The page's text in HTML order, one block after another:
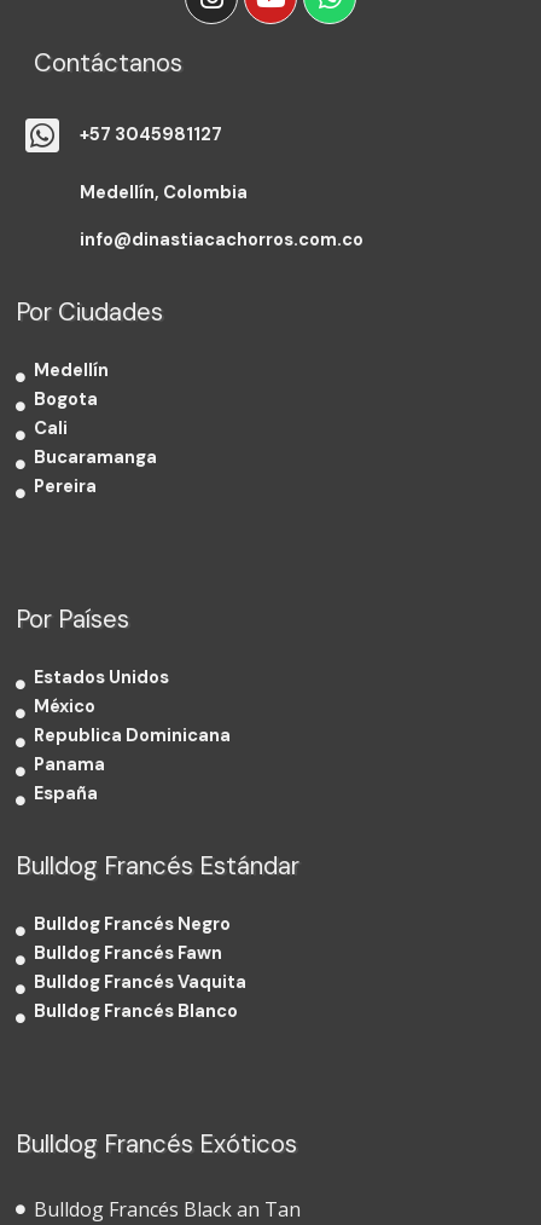
Contáctanos
+57 3045981127
Medellín, Colombia
info@dinastiacachorros.com.co
Por Ciudades
Medellín
Bogota
Cali
Bucaramanga
Pereira
Por Países
Estados Unidos
México
Republica Dominicana
Panama
España
Bulldog Francés Estándar
Bulldog Francés Negro
Bulldog Francés Fawn
Bulldog Francés Vaquita
Bulldog Francés Blanco
Bulldog Francés Exóticos
Bulldog Francés Black an Tan